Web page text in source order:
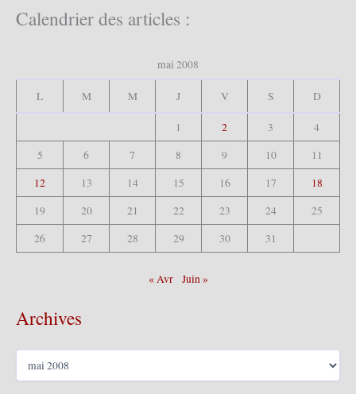
e
Calendrier des articles :
mai 2008
L M M J V S D
1 2 3
4
5
6 7 8 9 10
11
12
13 14 15 16 17
18
19
20 21 22 23 24
25
26
27 28 29 30 31
« Avr Juin »
Archives
A